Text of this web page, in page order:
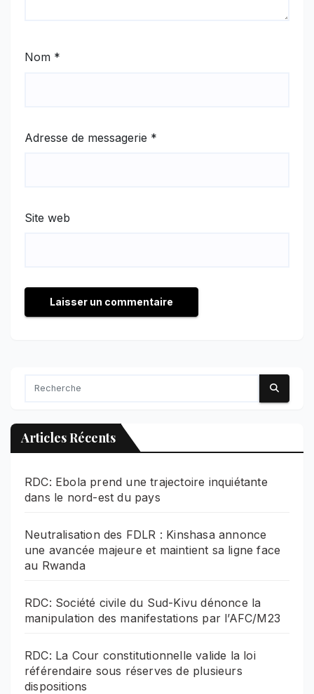
Nom *
Adresse de messagerie *
Site web
Articles Récents
RDC: Ebola prend une trajectoire inquiétante
dans le nord-est du pays
Neutralisation des FDLR : Kinshasa annonce
une avancée majeure et maintient sa ligne face
au Rwanda
RDC: Société civile du Sud-Kivu dénonce la
manipulation des manifestations par l’AFC/M23
RDC: La Cour constitutionnelle valide la loi
référendaire sous réserves de plusieurs
dispositions